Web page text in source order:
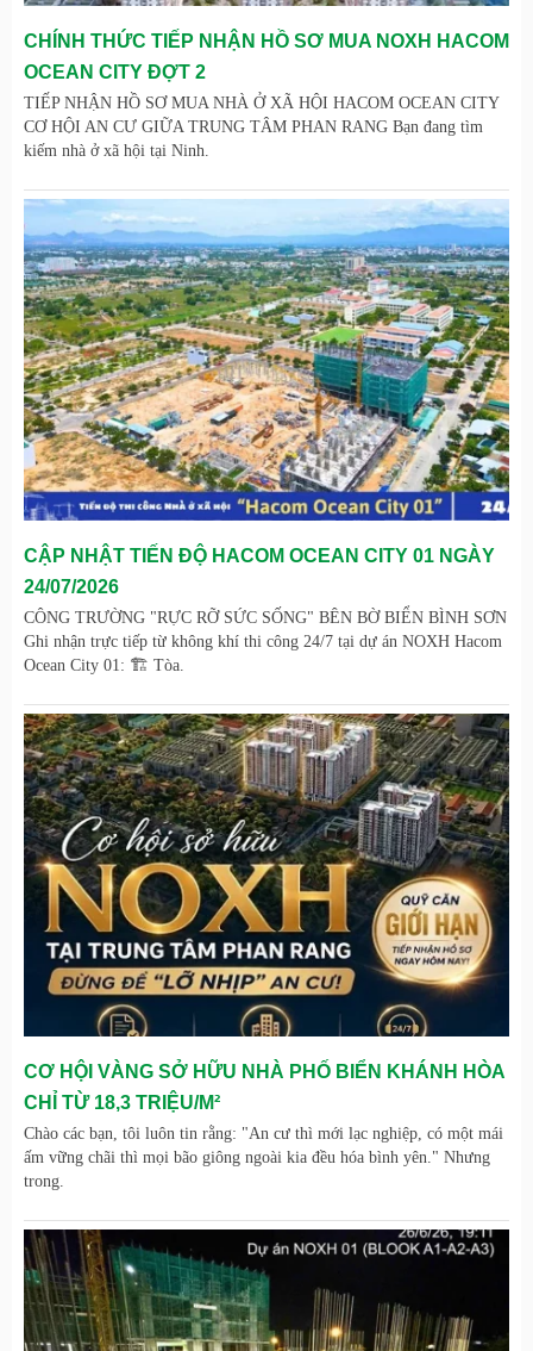
CHÍNH THỨC TIẾP NHẬN HỒ SƠ MUA NOXH HACOM
OCEAN CITY ĐỢT 2
TIẾP NHẬN HỒ SƠ MUA NHÀ Ở XÃ HỘI HACOM OCEAN CITY
CƠ HỘI AN CƯ GIỮA TRUNG TÂM PHAN RANG Bạn đang tìm
kiếm nhà ở xã hội tại Ninh.
CẬP NHẬT TIẾN ĐỘ HACOM OCEAN CITY 01 NGÀY
24/07/2026
CÔNG TRƯỜNG "RỰC RỠ SỨC SỐNG" BÊN BỜ BIỂN BÌNH SƠN
Ghi nhận trực tiếp từ không khí thi công 24/7 tại dự án NOXH Hacom
Ocean City 01: 🏗️ Tòa.
CƠ HỘI VÀNG SỞ HỮU NHÀ PHỐ BIỂN KHÁNH HÒA
CHỈ TỪ 18,3 TRIỆU/M²
Chào các bạn, tôi luôn tin rằng: "An cư thì mới lạc nghiệp, có một mái
ấm vững chãi thì mọi bão giông ngoài kia đều hóa bình yên." Nhưng
trong.